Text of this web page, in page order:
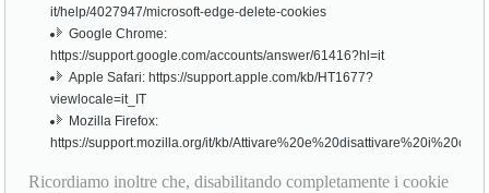
it/help/4027947/microsoft-edge-delete-cookies
Google Chrome:
https://support.google.com/accounts/answer/61416?hl=it
Apple Safari: https://support.apple.com/kb/HT1677?
viewlocale=it_IT
Mozilla Firefox:
https://support.mozilla.org/it/kb/
Ricordiamo inoltre che, disabilitando completamente i cookie